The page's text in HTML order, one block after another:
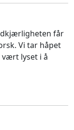
får
Vi tar håpet
vært lyset i å